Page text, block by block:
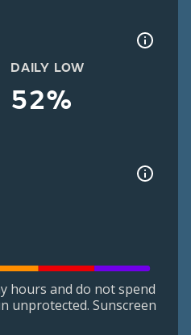
DAILY LOW
52%
hours and do not spend
unprotected. Sunscreen